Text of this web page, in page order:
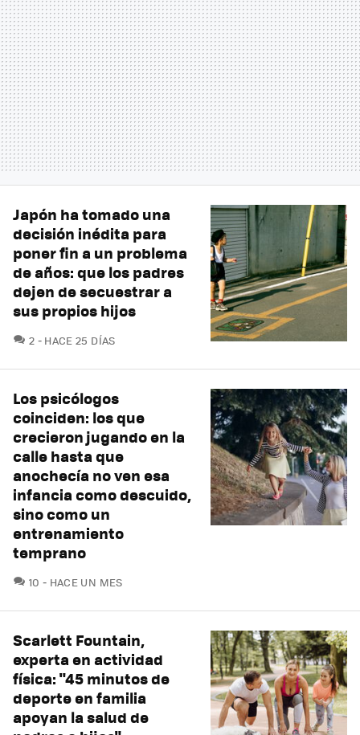
Japón ha tomado una
decisión inédita para
poner fin a un problema
de años: que los padres
dejen de secuestrar a
sus propios hijos
2 COMENTARIOS
HACE 25 DÍAS
Los psicólogos
coinciden: los que
crecieron jugando en la
calle hasta que
anochecía no ven esa
infancia como descuido,
sino como un
entrenamiento
temprano
10 COMENTARIOS
HACE UN MES
Scarlett Fountain,
experta en actividad
física: "45 minutos de
deporte en familia
apoyan la salud de